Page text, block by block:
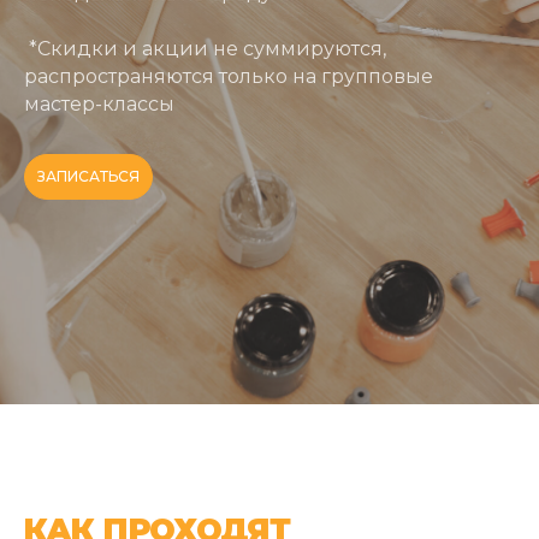
*Скидки и акции не суммируются,
распространяются только на групповые
мастер-классы
ЗАПИСАТЬСЯ
КАК ПРОХОДЯТ